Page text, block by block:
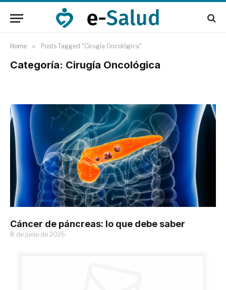
Home » Posts Tagged "Cirugía Oncológica"
Categoría: Cirugía Oncológica
Cáncer de páncreas: lo que debe saber
8 de junio de 2026